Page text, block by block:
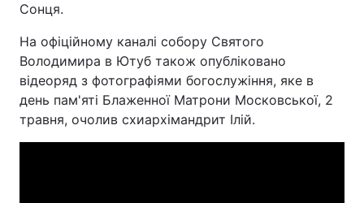
Сонця.
На офіційному каналі собору Святого
Володимира в Ютуб також опубліковано
відеоряд з фотографіями богослужіння, яке в
день пам'яті Блаженної Матрони Московської, 2
травня, очолив схиархімандрит Ілій.